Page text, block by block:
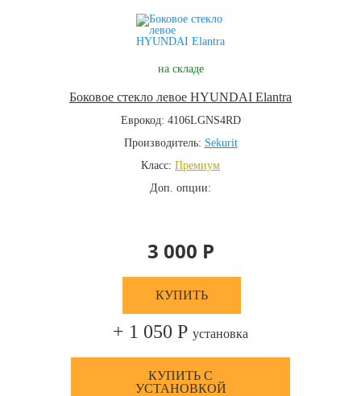
на складе
Боковое стекло левое HYUNDAI Elantra
Еврокод: 4106LGNS4RD
Производитель: Sekurit
Класс: Премиум
Доп. опции:
3 000 Р
КУПИТЬ
+ 1 050 Р установка
КУПИТЬ С
УСТАНОВКОЙ